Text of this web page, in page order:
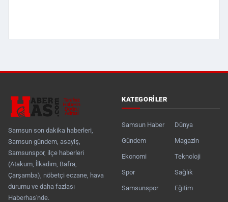
Samsun son dakika haberleri,
Samsun gündem, asayiş,
Samsunspor, ilçe haberleri
(Atakum, İlkadım, Bafra,
Çarşamba), nöbetçi eczane, hava
durumu ve daha fazlası
Haberhas'nde.
KATEGORILER
Samsun Haber
Gündem
Ekonomi
Spor
Samsunspor
Dünya
Magazin
Teknoloji
Sağlık
Eğitim